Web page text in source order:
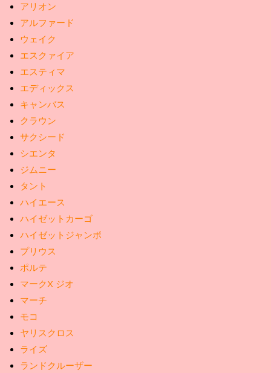
アリオン
アルファード
ウェイク
エスクァイア
エスティマ
エディックス
キャンバス
クラウン
サクシード
シエンタ
ジムニー
タント
ハイエース
ハイゼットカーゴ
ハイゼットジャンボ
プリウス
ポルテ
マークX ジオ
マーチ
モコ
ヤリスクロス
ライズ
ランドクルーザー